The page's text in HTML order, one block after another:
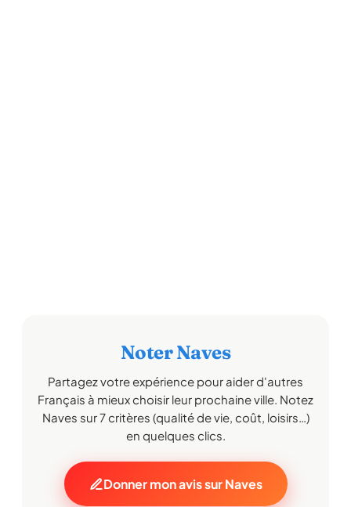
Noter Naves
Partagez votre expérience pour aider d'autres
Français à mieux choisir leur prochaine ville. Notez
Naves sur 7 critères (qualité de vie, coût, loisirs…)
en quelques clics.
Donner mon avis sur Naves